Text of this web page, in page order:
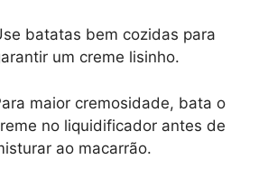
batatas bem cozidas para
um creme lisinho.
maior cremosidade, bata o
no liquidificador antes de
ao macarrão.